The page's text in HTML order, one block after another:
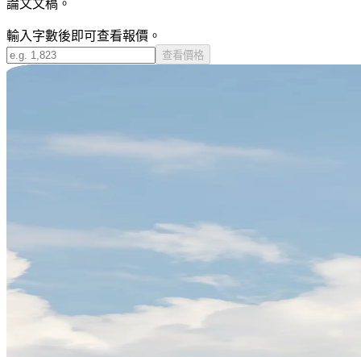
論文文稿。
輸入字數後即可查看報價。
查看價格